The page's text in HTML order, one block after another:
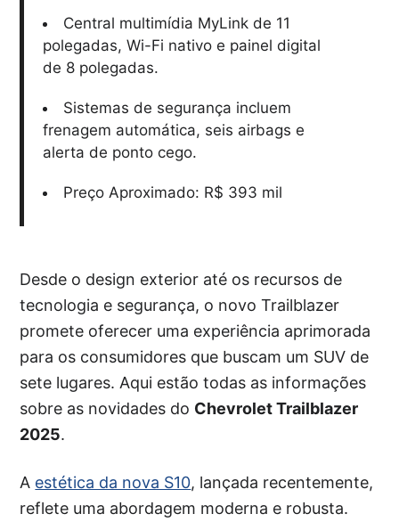
Central multimídia MyLink de 11
polegadas, Wi-Fi nativo e painel digital
de 8 polegadas.
Sistemas de segurança incluem
frenagem automática, seis airbags e
alerta de ponto cego.
Preço Aproximado: R$ 393 mil
Desde o design exterior até os recursos de
tecnologia e segurança, o novo Trailblazer
promete oferecer uma experiência aprimorada
para os consumidores que buscam um SUV de
sete lugares. Aqui estão todas as informações
sobre as novidades do Chevrolet Trailblazer
2025.
A estética da nova S10, lançada recentemente,
reflete uma abordagem moderna e robusta.